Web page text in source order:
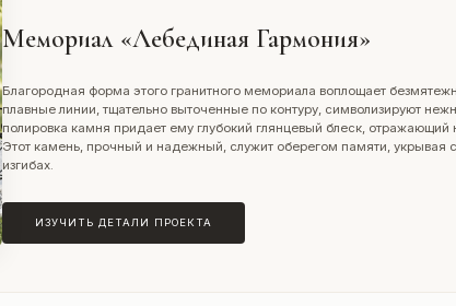
Мемориал «Лебединая Гармония»
Благородная форма этого гранитного мемориала воплощает
плавные линии, тщательно выточенные по контуру, символизируют
полировка камня придает ему глубокий глянцевый блеск,
Этот камень, прочный и надежный, служит оберегом памяти, укрывая
изгибах.
ИЗУЧИТЬ ДЕТАЛИ ПРОЕКТА